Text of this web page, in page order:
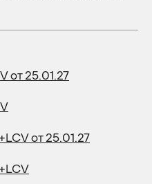
от 25.01.27
от 25.01.27